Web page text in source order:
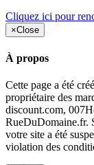
Cliquez ici pour
×Close
À propos
Cette page a été
propriétaire des
discount.com,
RueDuDomaine.fr.
votre site a été
violation des